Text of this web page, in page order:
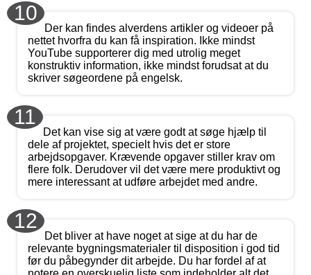
10
Der kan findes alverdens artikler og videoer på
nettet hvorfra du kan få inspiration. Ikke mindst
YouTube supporterer dig med utrolig meget
konstruktiv information, ikke mindst forudsat at du
skriver søgeordene på engelsk.
11
Det kan vise sig at være godt at søge hjælp til
dele af projektet, specielt hvis det er store
arbejdsopgaver. Krævende opgaver stiller krav om
flere folk. Derudover vil det være mere produktivt og
mere interessant at udføre arbejdet med andre.
12
Det bliver at have noget at sige at du har de
relevante bygningsmaterialer til disposition i god tid
før du påbegynder dit arbejde. Du har fordel af at